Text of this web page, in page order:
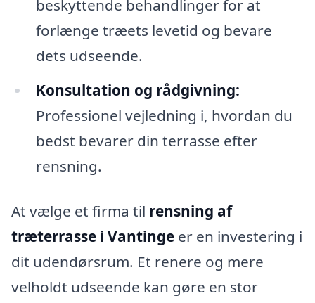
beskyttende behandlinger for at
forlænge træets levetid og bevare
dets udseende.
Konsultation og rådgivning:
Professionel vejledning i, hvordan du
bedst bevarer din terrasse efter
rensning.
At vælge et firma til rensning af
træterrasse i Vantinge er en investering i
dit udendørsrum. Et renere og mere
velholdt udseende kan gøre en stor